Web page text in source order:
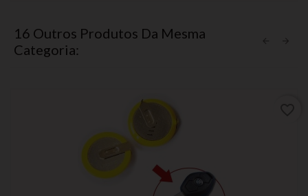
16 Outros Produtos Da Mesma
Categoria: